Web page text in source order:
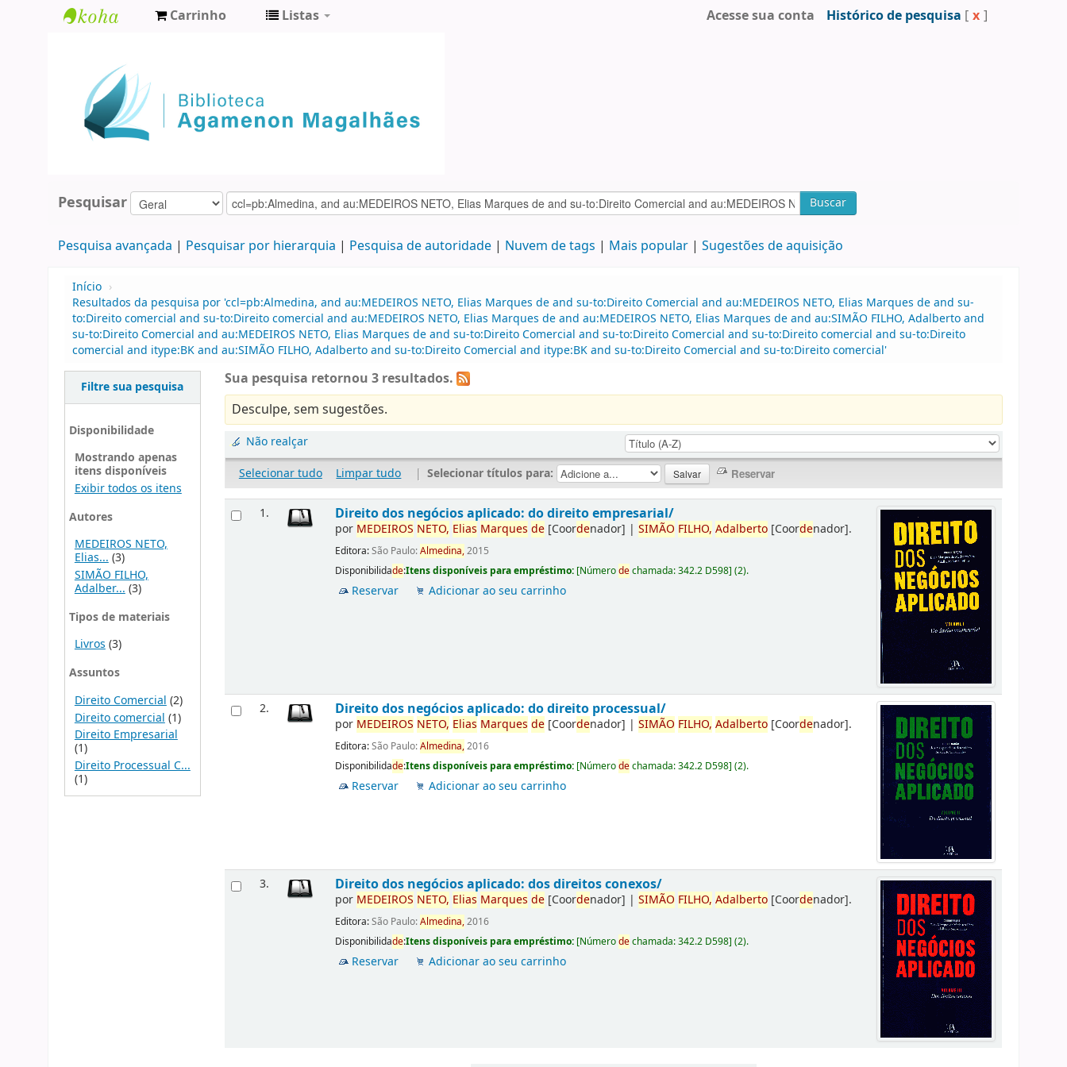
Agamenon
Magalhães
Carrinho Listas Acesse sua conta Histórico de pesquisa [ x ]
Pesquisar Buscar
Pesquisa avançada Pesquisar por hierarquia Pesquisa de autoridade Nuvem de tags Mais popular Sugestões de aquisição
Início ›
Resultados da pesquisa por 'ccl=pb:Almedina, and au:MEDEIROS NETO, Elias Marques de and su-to:Direito Comercial and au:MEDEIROS NETO, Elias Marques de and su-
to:Direito comercial and su-to:Direito comercial and au:MEDEIROS NETO, Elias Marques de and au:MEDEIROS NETO, Elias Marques de and au:SIMÃO FILHO, Adalberto and
su-to:Direito Comercial and au:MEDEIROS NETO, Elias Marques de and su-to:Direito Comercial and su-to:Direito Comercial and su-to:Direito comercial and su-to:Direito
comercial and itype:BK and au:SIMÃO FILHO, Adalberto and su-to:Direito Comercial and itype:BK and su-to:Direito Comercial and su-to:Direito comercial'
Filtre sua pesquisa
Disponibilidade
Mostrando apenas
itens disponíveis
Exibir todos os itens
Autores
MEDEIROS NETO,
Elias...(3)
SIMÃO FILHO,
Adalber... (3)
Tipos de materiais
Livros(3)
Assuntos
Direito Comercial (2)
Direito comercial (1)
Direito Empresarial
(1)
Direito Processual C...
(1)
Sua pesquisa retornou 3 resultados.
Desculpe, sem sugestões.
Não realçar
Selecionar tudo
Limpar tudo | Selecionar títulos para:
1. Direito dos negócios aplicado: do direito empresarial/
por MEDEIROS NETO, Elias Marques de [Coordenador] |SIMÃO FILHO, Adalberto [Coordenador].
Editora:São Paulo:Almedina,2015
Disponibilidade:Itens disponíveis para empréstimo: [Númerodechamada:342.2 D598](2).
Reservar Adicionar ao seu carrinho
2. Direito dos negócios aplicado: do direito processual/
por MEDEIROS NETO, Elias Marques de [Coordenador] |SIMÃO FILHO, Adalberto [Coordenador].
Editora:São Paulo:Almedina,2016
Disponibilidade:Itens disponíveis para empréstimo: [Númerodechamada:342.2 D598](2).
Reservar Adicionar ao seu carrinho
3. Direito dos negócios aplicado: dos direitos conexos/
por MEDEIROS NETO, Elias Marques de [Coordenador] |SIMÃO FILHO, Adalberto [Coordenador].
Editora:São Paulo:Almedina,2016
Disponibilidade:Itens disponíveis para empréstimo: [Númerodechamada:342.2 D598](2).
Reservar Adicionar ao seu carrinho